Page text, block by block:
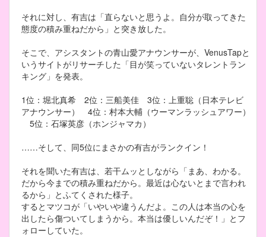
それに対し、有吉は「直らないと思うよ。自分が取ってきた
態度の積み重ねだから」と突き放した。
そこで、アシスタントの青山愛アナウンサーが、VenusTapと
いうサイトがリサーチした「目が笑っていないタレントラン
キング」を発表。
1位：堀北真希 2位：三船美佳 3位：上重聡（日本テレビ
アナウンサー） 4位：村本大輔（ウーマンラッシュアワー）
5位：石塚英彦（ホンジャマカ）
……そして、同5位にまさかの有吉がランクイン！
それを聞いた有吉は、若干ムッとしながら「まあ、わかる。
だから今までの積み重ねだから。最近は心ないとまで言われ
るから」とふてくされた様子。
するとマツコが「いやいや違うんだよ。この人は本当の心を
出したら傷ついてしまうから。本当は優しいんだぞ！」とフ
ォローしていた。